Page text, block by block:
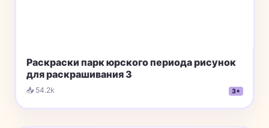
Раскраски парк юрского периода рисунок
для раскрашивания 3
📥 54.2k 3+